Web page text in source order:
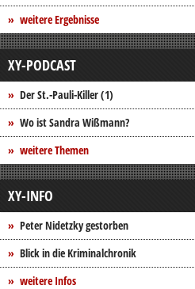
weitere Ergebnisse
XY-PODCAST
Der St.-Pauli-Killer (1)
Wo ist Sandra Wißmann?
weitere Themen
XY-INFO
Peter Nidetzky gestorben
Blick in die Kriminalchronik
weitere Infos